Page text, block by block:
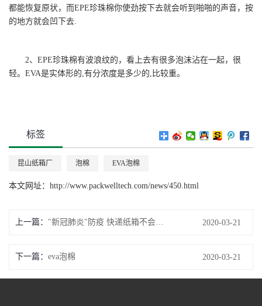
都能恢复原状，而EPE珍珠棉你使劲按下去就会听到啪啪的声音，按
的地方就会凹下去.
2、EPE珍珠棉有波浪纹的，看上去有很多泡沫沾在一起，很
轻。EVA是实体形的,有分浓度是多少的,比较重。
标签
昆山纸箱厂 泡棉 EVA泡棉
本文网址： http://www.packwelltech.com/news/450.html
上一篇 "新冠肺炎"防疫 快递纸箱不会成为病毒的载体 2020-03-21
下一篇 eva泡棉 2020-03-21